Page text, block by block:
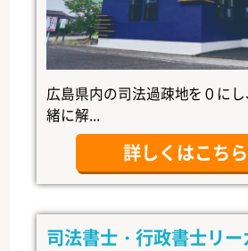
広島県内の司法過疎地を０に
緒に解...
詳しくはこちら
司法書士・行政書士リ